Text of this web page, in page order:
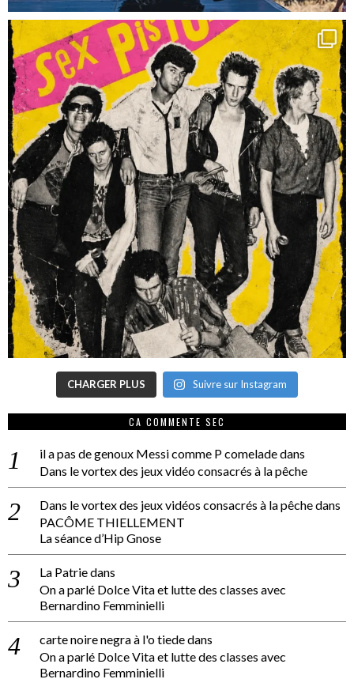
CHARGER PLUS Suivre sur Instagram
CA COMMENTE SEC
il a pas de genoux Messi comme P comeladedans
Dans le vortex des jeux vidéo consacrés à la pêche
Dans le vortex des jeux vidéos consacrés à la pêchedans
PACÔME THIELLEMENT
La séance d’Hip Gnose
La Patriedans
On a parlé Dolce Vita et lutte des classes avec
Bernardino Femminielli
carte noire negra à l'o tiededans
On a parlé Dolce Vita et lutte des classes avec
Bernardino Femminielli